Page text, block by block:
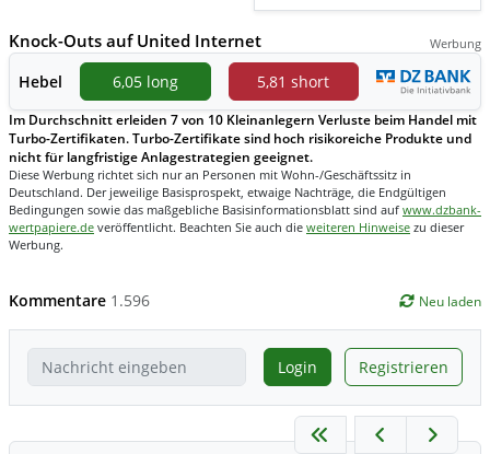
Knock-Outs auf United Internet Werbung
Hebel 6,05 long 5,81 short
Im Durchschnitt erleiden 7 von 10 Kleinanlegern Verluste beim Handel mit
Turbo-Zertifikaten. Turbo-Zertifikate sind hoch risikoreiche Produkte und
nicht für langfristige Anlagestrategien geeignet.
Diese Werbung richtet sich nur an Personen mit Wohn-/Geschäftssitz in
Deutschland. Der jeweilige Basisprospekt, etwaige Nachträge, die Endgültigen
Bedingungen sowie das maßgebliche Basisinformationsblatt sind auf www.dzbank-
wertpapiere.de veröffentlicht. Beachten Sie auch die weiteren Hinweise zu dieser
Werbung.
Kommentare 1.596 Neu laden
Login Registrieren